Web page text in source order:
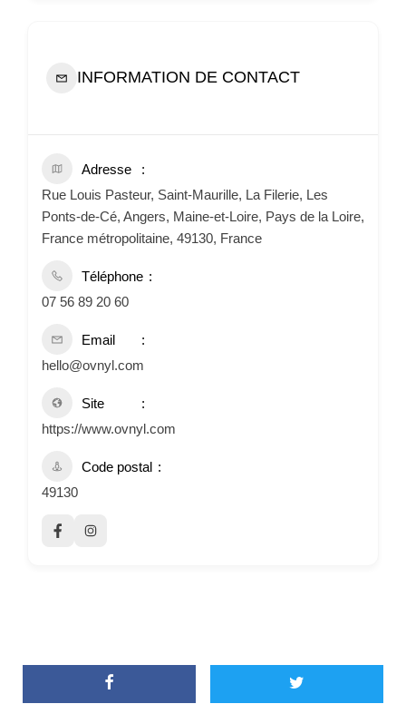
INFORMATION DE CONTACT
Adresse
Rue Louis Pasteur, Saint-Maurille, La Filerie, Les
Ponts-de-Cé, Angers, Maine-et-Loire, Pays de la Loire,
France métropolitaine, 49130, France
Téléphone
07 56 89 20 60
Email
hello@ovnyl.com
Site
https://www.ovnyl.com
Code postal
49130